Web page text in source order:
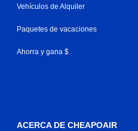
Vehículos de Alquiler
Paquetes de vacaciones
Ahorra y gana $
ACERCA DE CHEAPOAIR